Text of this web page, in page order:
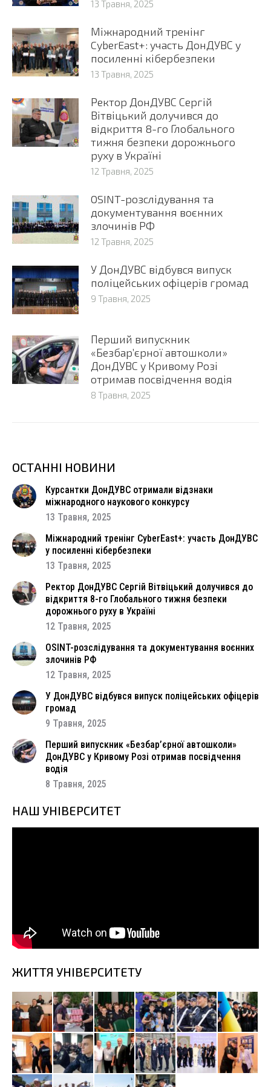
13 Травня, 2025
Міжнародний тренінг
CyberEast+: участь ДонДУВС у
посиленні кібербезпеки
13 Травня, 2025
Ректор ДонДУВС Сергій
Вітвіцький долучився до
відкриття 8-го Глобального
тижня безпеки дорожнього
руху в Україні
12 Травня, 2025
OSINT-розслідування та
документування воєнних
злочинів РФ
12 Травня, 2025
У ДонДУВС відбувся випуск
поліцейських офіцерів громад
9 Травня, 2025
Перший випускник
«Безбар’єрної автошколи»
ДонДУВС у Кривому Розі
отримав посвідчення водія
8 Травня, 2025
ОСТАННІ НОВИНИ
Курсантки ДонДУВС отримали відзнаки
міжнародного наукового конкурсу
13 Травня, 2025
Міжнародний тренінг CyberEast+: участь ДонДУВС
у посиленні кібербезпеки
13 Травня, 2025
Ректор ДонДУВС Сергій Вітвіцький долучився до
відкриття 8-го Глобального тижня безпеки
дорожнього руху в Україні
12 Травня, 2025
OSINT-розслідування та документування воєнних
злочинів РФ
12 Травня, 2025
У ДонДУВС відбувся випуск поліцейських офіцерів
громад
9 Травня, 2025
Перший випускник «Безбар’єрної автошколи»
ДонДУВС у Кривому Розі отримав посвідчення
водія
8 Травня, 2025
НАШ УНІВЕРСИТЕТ
ЖИТТЯ УНІВЕРСИТЕТУ